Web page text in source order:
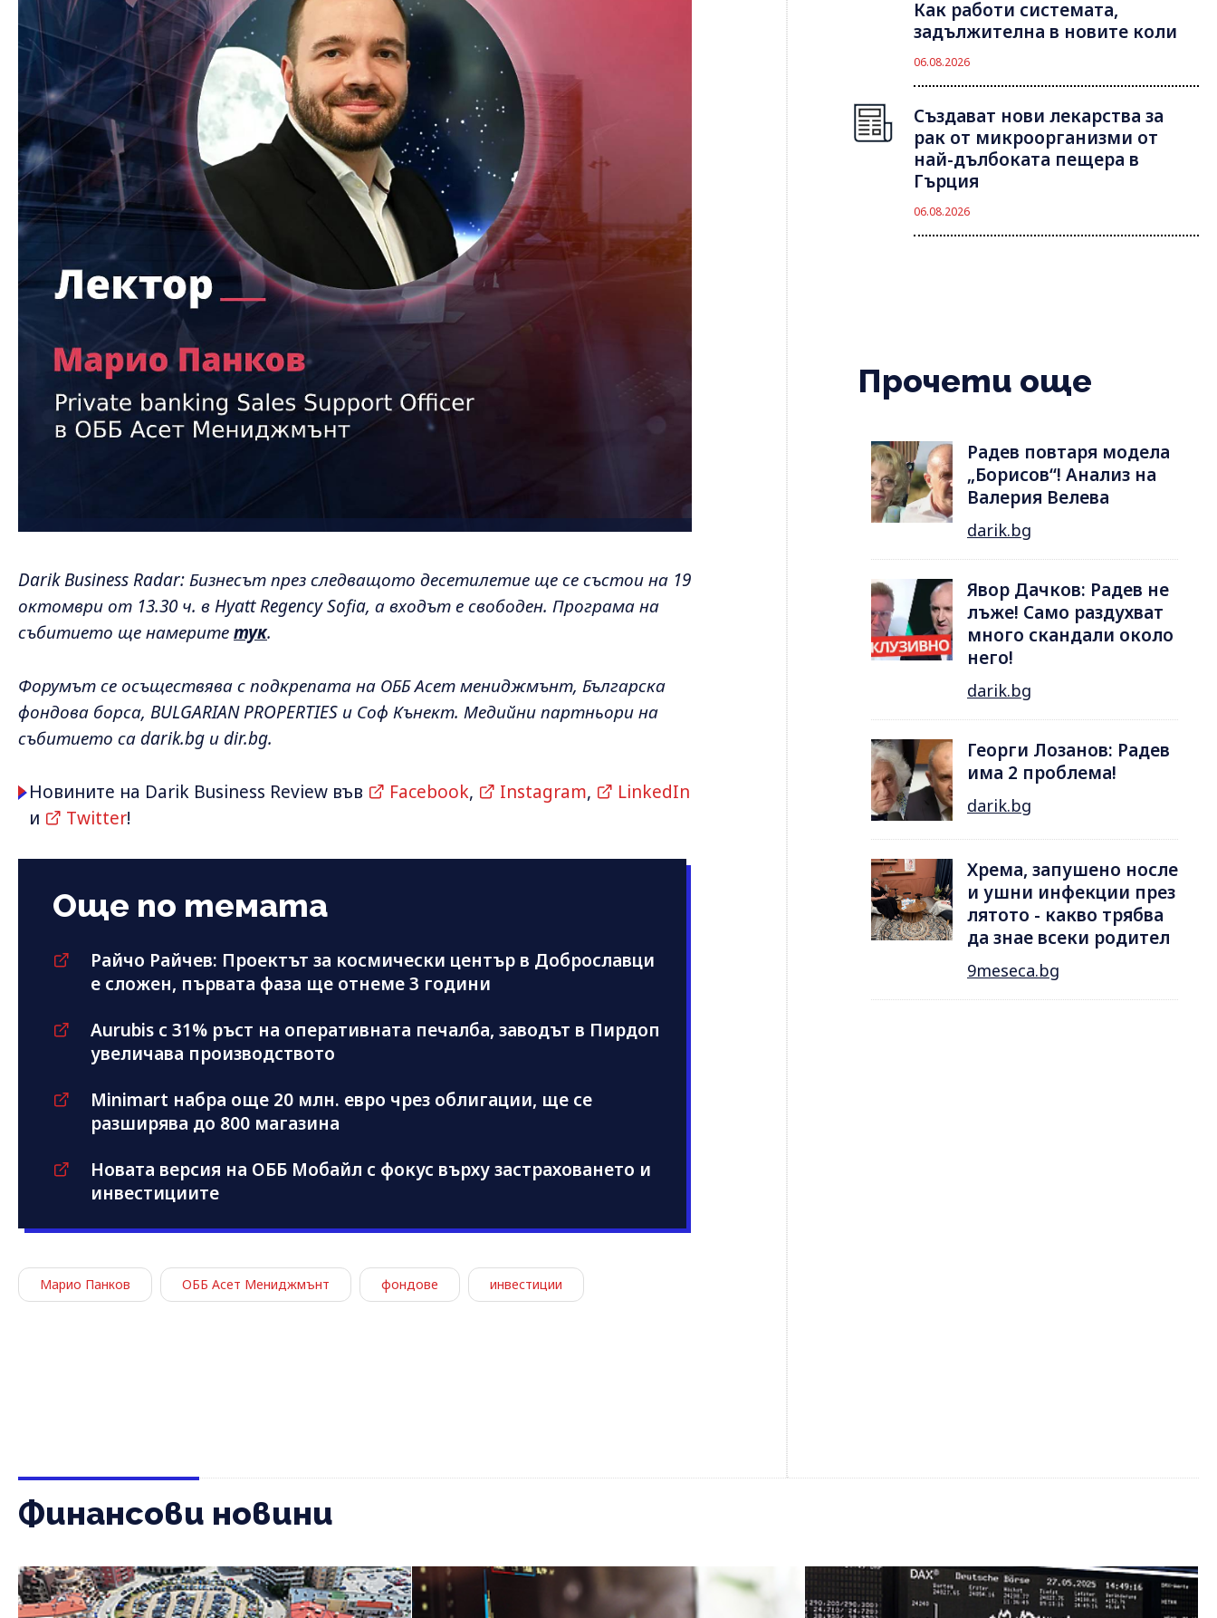
Darik Business Radar: Бизнесът през следващото десетилетие ще се състои на 19
октомври от 13.30 ч. в Hyatt Regency Sofia, а входът е свободен. Програма на
събитието ще намеритетук.
Форумът се осъществява с подкрепата на ОББ Асет мениджмънт, Българска
фондова борса, BULGARIAN PROPERTIES и Соф Кънект. Медийни партньори на
събитието са darik.bg и dir.bg.
Новините на Darik Business Review във Facebook, Instagram,
LinkedIn
и
Twitter!
Още по темата
Райчо Райчев: Проектът за космически център в Доброславци
е сложен, първата фаза ще отнеме 3 години
Aurubis с 31% ръст на оперативната печалба, заводът в Пирдоп
увеличава производството
Minimart набра още 20 млн. евро чрез облигации, ще се
разширява до 800 магазина
Новата версия на ОББ Мобайл с фокус върху застраховането и
инвестициите
Марио Панков ОББ Асет Мениджмънт фондове инвестиции
Как работи системата,
задължителна в новите коли
06.08.2026
Създават нови лекарства за
рак от микроорганизми от
най-дълбоката пещера в
Гърция
06.08.2026
Прочети още
Радев повтаря модела
„Борисов“! Анализ на
Валерия Велева
darik.bg
Явор Дачков: Радев не
лъже! Само раздухват
много скандали около
него!
darik.bg
Георги Лозанов: Радев
има 2 проблема!
darik.bg
Хрема, запушено носле
и ушни инфекции през
лятотo - какво трябва
да знае всеки родител
9meseca.bg
Финансови новини